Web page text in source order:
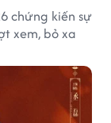
chứng kiến sự
xem, bỏ xa